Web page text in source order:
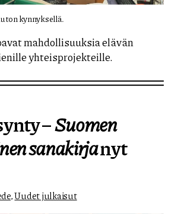
kynnyksellä.
mahdollisuuksia elävän
yhteisprojekteille.
–Suomen
sanakirjanyt
,Uudet julkaisut